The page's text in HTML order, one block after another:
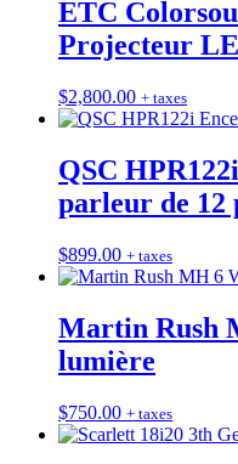
ETC
Projecteur
$2,800.00 + taxes
QSC
parleur de 12
$899.00 + taxes
Martin Rush
lumière
$750.00 + taxes